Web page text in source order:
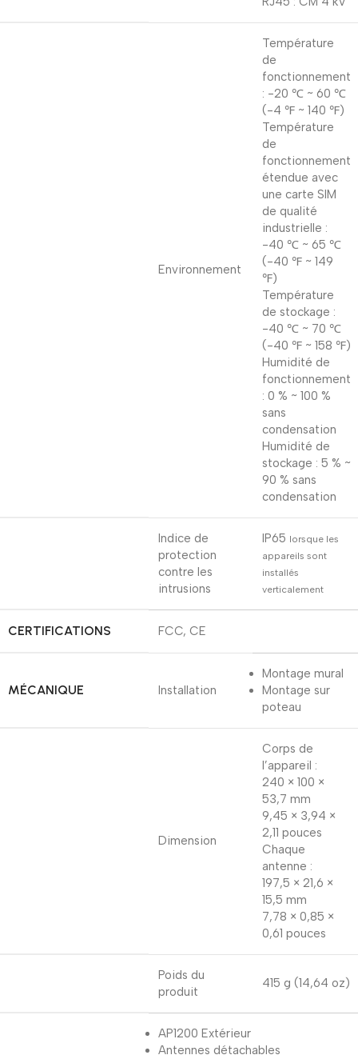
Environnement
Température
de
fonctionnement
: -20 ℃ ~ 60 ℃
(-4 ℉ ~ 140 ℉)
Température
de
fonctionnement
étendue avec
une carte SIM
de qualité
industrielle :
-40 ℃ ~ 65 ℃
(-40 ℉ ~ 149
℉)
Température
de stockage :
-40 ℃ ~ 70 ℃
(-40 ℉ ~ 158 ℉)
Humidité de
fonctionnement
: 0 % ~ 100 %
sans
condensation
Humidité de
stockage : 5 % ~
90 % sans
condensation
Indice de
protection
contre les
intrusions
IP65 lorsque les
appareils sont
installés
verticalement
CERTIFICATIONS FCC, CE
MÉCANIQUE Installation
Montage mural
Montage sur
poteau
Dimension
Corps de
l’appareil :
240 × 100 ×
53,7 mm
9,45 × 3,94 ×
2,11 pouces
Chaque
antenne :
197,5 × 21,6 ×
15,5 mm
7,78 × 0,85 ×
0,61 pouces
Poids du
produit
415 g (14,64 oz)
AP1200 Extérieur
Antennes détachables